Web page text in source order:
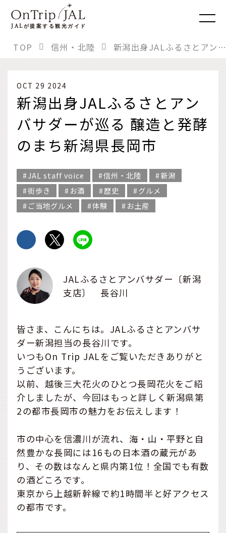
JALが提案する観光ガイド
TOP 信州・北陸 新潟出身JALふるさとアンバサダーが巡る 醸造と発酵のまち新潟県長岡市
OCT 29 2024
新潟出身JALふるさとアン
バサダーが巡る 醸造と発酵
のまち新潟県長岡市
JAL staff voice 信州・北陸
新潟
街歩き
お酒 歴史
グルメ
ご当地グルメ
体験 お土産
JALふるさとアンバサダー〔新潟
支店〕 長谷川
皆さま、こんにちは。JALふるさとアンバサ
ダー新潟担当の長谷川です。
いつもOn Trip JALをご覧いただきありがと
うございます。
以前、越後三大花火のひとつ長岡花火をご紹
介しましたが、今回はもっと詳しく新潟県第
2の都市長岡市の魅力をお伝えします！
市の中心を信濃川が流れ、海・山・平野と自
然豊かな長岡には16もの日本酒の蔵元があ
り、その数はなんと県内第1位！全国でも有数
の酒どころです。
東京から上越新幹線で約1時間半と好アクセス
の都市です。